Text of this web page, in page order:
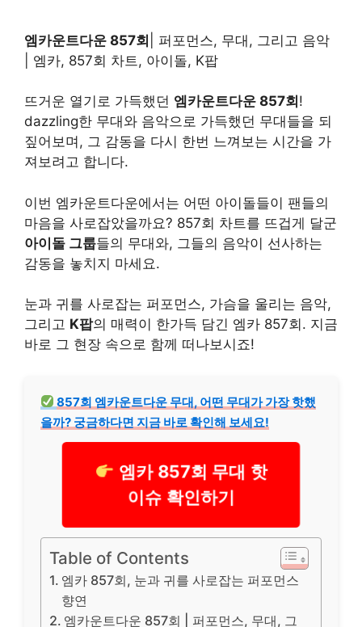
엠카운트다운 857회 | 퍼포먼스, 무대, 그리고 음악
| 엠카, 857회 차트, 아이돌, K팝
뜨거운 열기로 가득했던 엠카운트다운 857회 !
dazzling한 무대와 음악으로 가득했던 무대들을 되
짚어보며, 그 감동을 다시 한번 느껴보는 시간을 가
져보려고 합니다.
이번 엠카운트다운에서는 어떤 아이돌들이 팬들의
마음을 사로잡았을까요? 857회 차트를 뜨겁게 달군
아이돌 그룹들의 무대와, 그들의 음악이 선사하는
감동을 놓치지 마세요.
눈과 귀를 사로잡는 퍼포먼스, 가슴을 울리는 음악,
그리고 K팝의 매력이 한가득 담긴 엠카 857회. 지금
바로 그 현장 속으로 함께 떠나보시죠!
857회 엠카운트다운 무대, 어떤 무대가 가장 핫했
을까? 궁금하다면 지금 바로 확인해 보세요!
엠카 857회 무대 핫
이슈 확인하기
Table of Contents
엠카 857회, 눈과 귀를 사로잡는 퍼포먼스
향연
엠카운트다운 857회 | 퍼포먼스, 무대, 그